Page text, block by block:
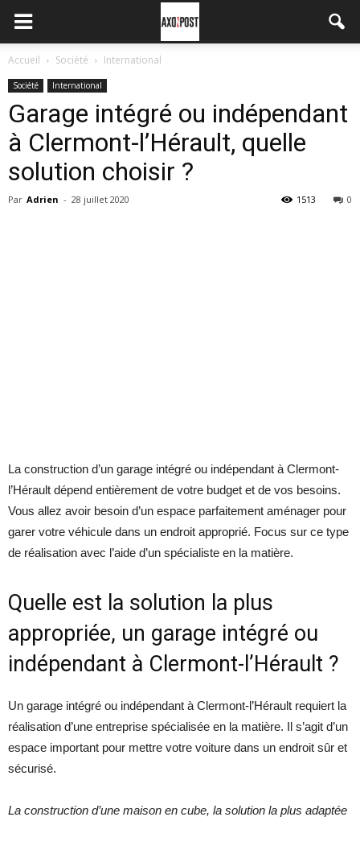
Accueil Société International
Société International
Garage intégré ou indépendant
à Clermont-l’Hérault, quelle
solution choisir ?
Par Adrien - 28 juillet 2020 0
1513
La construction d’un garage intégré ou indépendant à Clermont-
l’Hérault dépend entièrement de votre budget et de vos besoins.
Vous allez avoir besoin d’un espace parfaitement aménager pour
garer votre véhicule dans un endroit approprié. Focus sur ce type
de réalisation avec l’aide d’un spécialiste en la matière.
Quelle est la solution la plus
appropriée, un garage intégré ou
indépendant à Clermont-l’Hérault ?
Un garage intégré ou indépendant à Clermont-l’Hérault requiert la
réalisation d’une entreprise spécialisée en la matière. Il s’agit d’un
espace important pour mettre votre voiture dans un endroit sûr et
sécurisé.
La construction d’une maison en cube, la solution la plus adaptée